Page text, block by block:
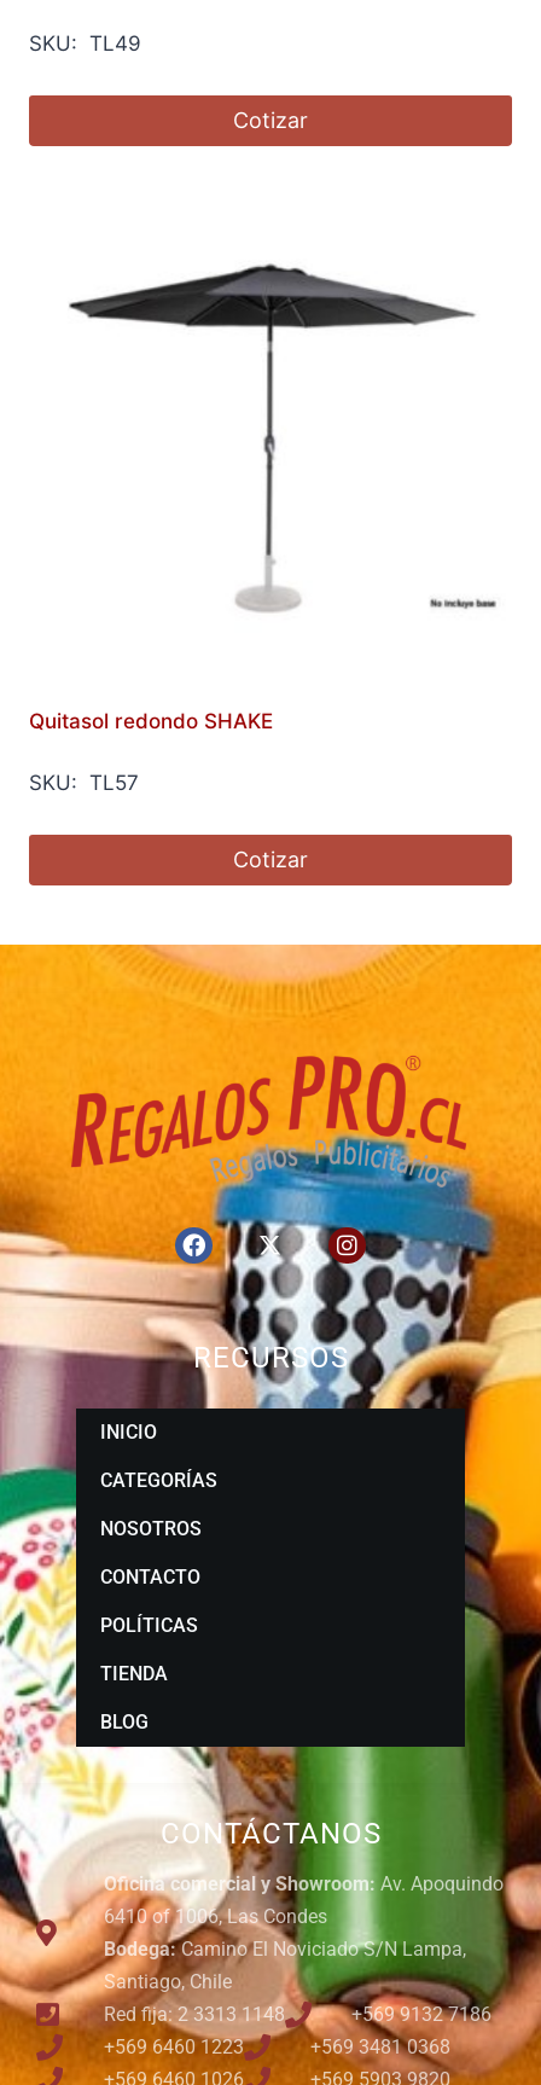
SKU: TL49
Cotizar
Quitasol redondo SHAKE
SKU: TL57
Cotizar
CONTÁCTANOS
Oficina comercial y Showroom: Av. Apoquindo
6410 of 1006, Las Condes
Bodega:Camino El Noviciado S/N Lampa,
Santiago, Chile
Red fija: 2 3313 1148
+569 9132 7186
+569 6460 1223
+569 3481 0368
+569 6460 1026
+569 5903 9820
RECURSOS
INICIO
CATEGORÍAS
NOSOTROS
CONTACTO
POLÍTICAS
TIENDA
BLOG